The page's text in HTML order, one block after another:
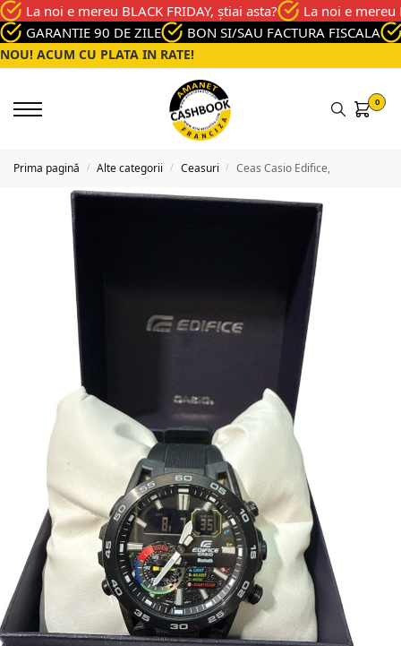
La noi e mereu BLACK FRIDAY, știai asta?
La noi e mereu
GARANTIE 90 DE ZILE
BON SI/SAU FACTURA FISCALA
NOU! ACUM CU PLATA IN RATE!
0
Prima pagină / Alte categorii / Ceasuri / Ceas Casio Edifice,